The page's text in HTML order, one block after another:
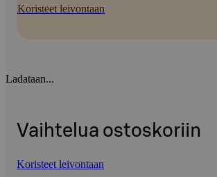
Koristeet leivontaan
Ladataan...
Vaihtelua ostoskoriin
Koristeet leivontaan